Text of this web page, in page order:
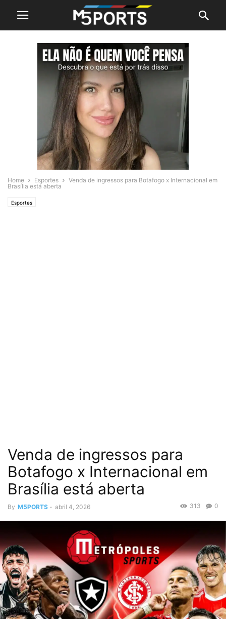
Home Esportes
Venda de ingressos para Botafogo x Internacional em
Brasília está aberta
Esportes
Venda de ingressos para
Botafogo x Internacional em
Brasília está aberta
By M5PORTS - abril 4, 2026 0
313